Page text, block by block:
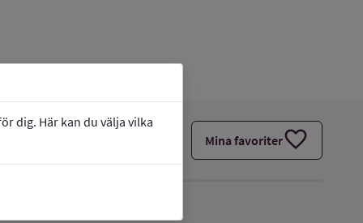
dig. Här kan du välja vilka
Mina favoriterfavorite